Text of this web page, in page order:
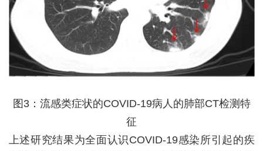
图 3：流感类症状的COVID-19病人的肺部CT检测特
征
上述研究结果为全面认识 COVID-19感染所引起的疾